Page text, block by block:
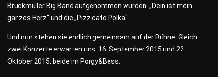
Bruckmüller Big Band aufgenommen wurden: „Dein ist mein
ganzes Herz“ und die „Pizzicato Polka“.
Und nun stehen sie endlich gemeinsam auf der Bühne. Gleich
zwei Konzerte erwarten uns: 16. September 2015 und 22.
Oktober 2015, beide im Porgy&Bess.